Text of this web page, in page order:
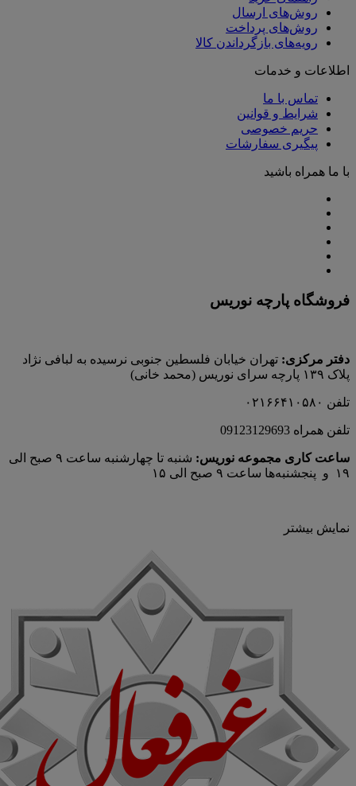
روش‌های ارسال
روش‌های پرداخت
رویه‌های بازگرداندن کالا
اطلاعات و خدمات
تماس با ما
شرایط و قوانین
حریم خصوصی
پیگیری سفارشات
با ما همراه باشید
فروشگاه پارچه نوریس
دفتر مرکزی: تهران خیابان فلسطین جنوبی نرسیده به لبافی نژاد
پلاک ۱۳۹ پارچه‌ سرای نوريس (محمد خانی)
تلفن ۰۲۱۶۶۴۱۰۵۸۰
تلفن همراه 09123129693
ساعت کاری مجموعه نوریس:
شنبه تا چهارشنبه ساعت ۹ صبح الی
۱۹ و پنجشنبه‌ها ساعت ۹ صبح الی ۱۵
نمایش بیشتر